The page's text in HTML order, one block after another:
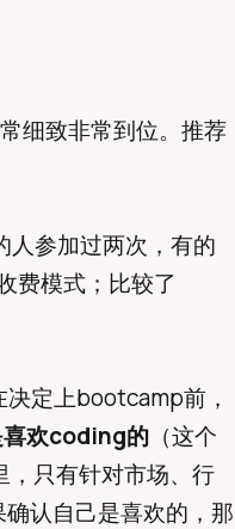
细致非常到位。推荐
参加过两次，有的
费模式；比较了
定上bootcamp前，
欢coding的（这个
只有针对市场、行
认自己是喜欢的，那